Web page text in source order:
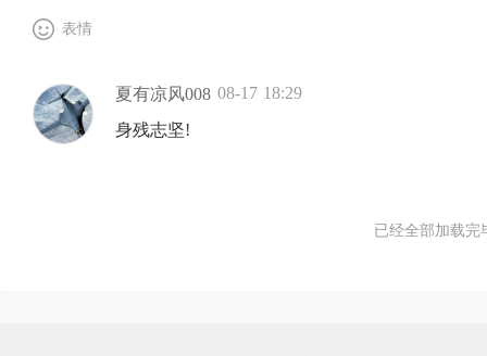
表情
夏有凉风008 08-17 18:29
身残志坚!
已经全部加载完